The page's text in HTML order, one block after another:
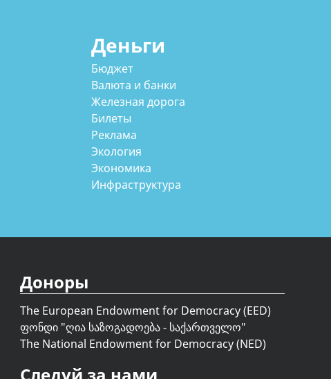
Деньги
Бюджет
Валюта и банки
Железная дорога
Билеты
Реклама
Экология
Экономика
Инфраструктура
Доноры
The European Endowment for Democracy (EED)
ფონდი "ღია საზოგადოება - საქართველო"
The National Endowment for Democracy (NED)
Следуй за нами